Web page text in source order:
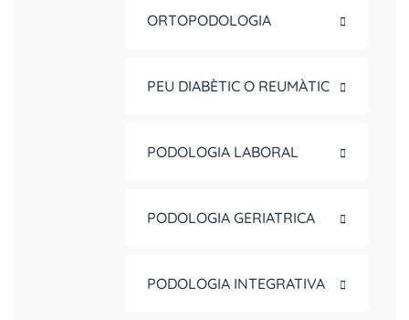
ORTOPODOLOGIA
PEU DIABÈTIC O REUMÀTIC
PODOLOGIA LABORAL
PODOLOGIA GERIATRICA
PODOLOGIA INTEGRATIVA